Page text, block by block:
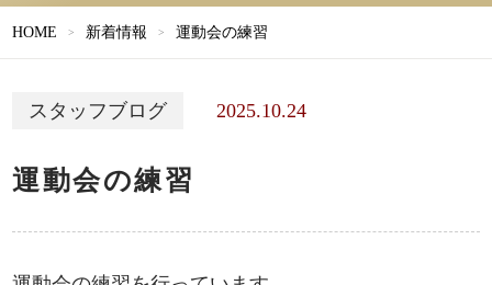
HOME 新着情報 運動会の練習
スタッフブログ 2025.10.24
運動会の練習